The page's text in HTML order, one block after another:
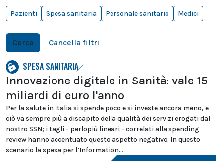
Pazienti Spesa sanitaria Personale sanitario Medici
Cerca Cancella filtri
SPESA SANITARIA
Innovazione digitale in Sanità: vale 15
miliardi di euro l'anno
Per la salute in Italia si spende poco e si investe ancora meno, e
ciò va sempre più a discapito della qualità dei servizi erogati dal
nostro SSN; i tagli - perlopiù lineari - correlati alla spending
review hanno accentuato questo aspetto negativo. In questo
scenario la spesa per l’Information...